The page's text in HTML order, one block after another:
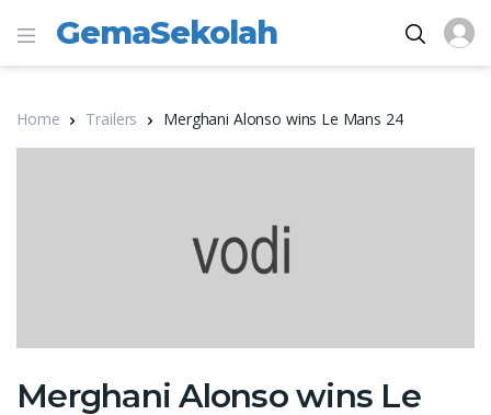
GemaSekolah
Home Trailers Merghani Alonso wins Le Mans 24
Merghani Alonso wins Le